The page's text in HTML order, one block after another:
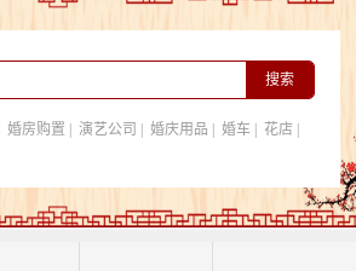
婚房购置 演艺公司 婚庆用品 婚车| 花店|